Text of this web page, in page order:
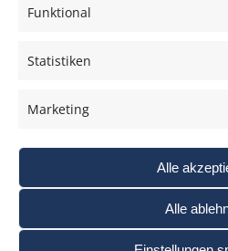
Funktional
Statistiken
Marketing
Alle
Alle